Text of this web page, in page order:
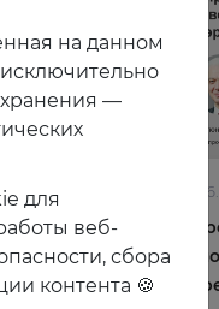
для
на данном
—
для
веб-
сбора
контента 🍪